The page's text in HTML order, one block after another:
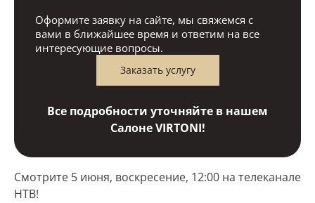
Оформите заявку на сайте, мы свяжемся с
вами в ближайшее время и ответим на все
интересующие вопросы.
Заказать услугу
Все подробности уточняйте в нашем
Салоне VIRTONI!
Смотрите 5 июня, воскресение, 12:00 на телеканале
НТВ!